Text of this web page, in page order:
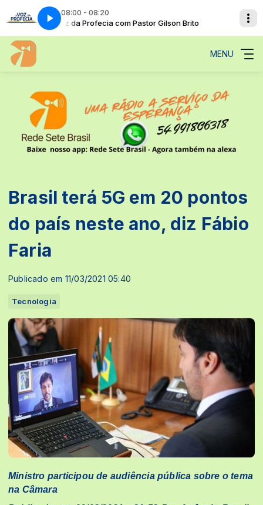
08:00 - 08:20
A Voz da Profecia com Pastor Gilson Brito A Voz
A Sua Manhã com Rede Sete Brasil A Sua
MENU
Brasil terá 5G em 20 pontos
do país neste ano, diz Fábio
Faria
Publicado em 11/03/2021 05:40
Tecnologia
Ministro participou de audiência pública sobre o tema
na Câmara